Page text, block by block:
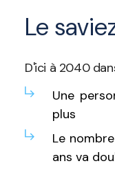
Le
D'ici à 2040
Une
plus
Le
ans va